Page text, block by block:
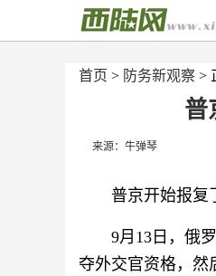
首页 > 防务新观察 >
普
来源：牛弹琴
普京开始报复
9月13日，俄
夺外交官资格，然